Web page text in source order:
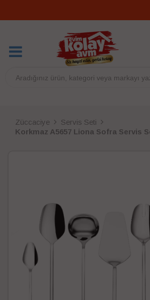
Züccaciye
Servis Seti
Korkmaz A5657 Liona Sofra Servis